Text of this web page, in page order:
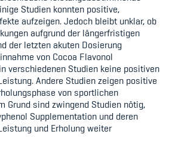
Studien konnten positive,
aufzeigen. Jedoch bleibt unklar, ob
aufgrund der längerfristigen
der letzten akuten Dosierung
von Cocoa Flavonol
verschiedenen Studien keine positiven
Andere Studien zeigen positive
von sportlichen
Grund sind zwingend Studien nötig,
Supplementation und deren
und Erholung weiter